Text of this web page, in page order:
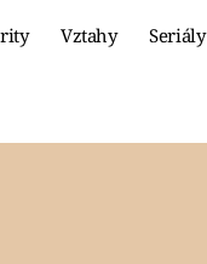
Vztahy Seriály